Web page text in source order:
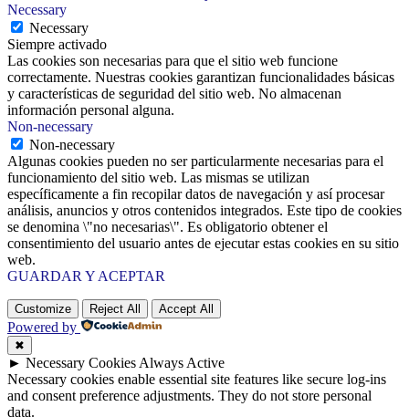
Necessary
Necessary
Siempre activado
Las cookies son necesarias para que el sitio web funcione
correctamente. Nuestras cookies garantizan funcionalidades básicas
y características de seguridad del sitio web. No almacenan
información personal alguna.
Non-necessary
Non-necessary
Algunas cookies pueden no ser particularmente necesarias para el
funcionamiento del sitio web. Las mismas se utilizan
específicamente a fin recopilar datos de navegación y así procesar
análisis, anuncios y otros contenidos integrados. Este tipo de cookies
se denomina \"no necesarias\". Es obligatorio obtener el
consentimiento del usuario antes de ejecutar estas cookies en su sitio
web.
GUARDAR Y ACEPTAR
Customize Reject All Accept All
Powered by
✖
► Necessary Cookies Always Active
Necessary cookies enable essential site features like secure log-ins
and consent preference adjustments. They do not store personal
data.